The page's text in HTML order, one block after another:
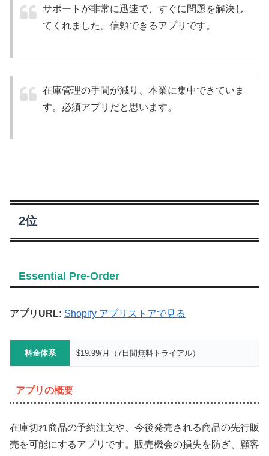
サポートが非常に迅速で、すぐに問題を解決し
てくれました。信頼できるアプリです。
在庫管理の手間が減り、本業に集中できていま
す。必須アプリだと思います。
2位
Essential Pre-Order
アプリURL: Shopify アプリストアで見る
料金体系 $19.99/月（7日間無料トライアル）
アプリの概要
在庫切れ商品の予約注文や、今後発売される商品の先行販
売を可能にするアプリです。販売機会の損失を防ぎ、顧客